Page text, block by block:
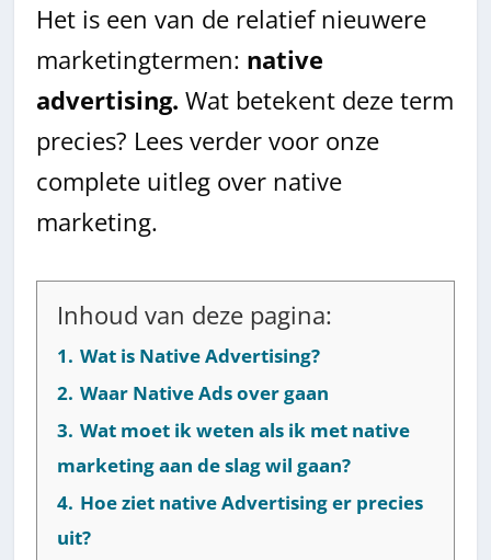
Het is een van de relatief nieuwere
marketingtermen: native
advertising. Wat betekent deze term
precies? Lees verder voor onze
complete uitleg over native
marketing.
Inhoud van deze pagina:
1. Wat is Native Advertising?
2. Waar Native Ads over gaan
3. Wat moet ik weten als ik met native
marketing aan de slag wil gaan?
4. Hoe ziet native Advertising er precies
uit?